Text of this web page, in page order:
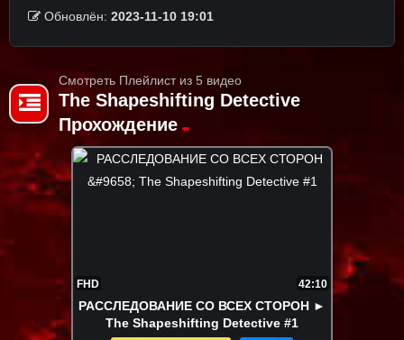
Обновлён: 2023-11-10 19:01
Смотреть Плейлист из 5 видео
The Shapeshifting Detective
Прохождение
FHD 42:10
РАССЛЕДОВАНИЕ СО ВСЕХ СТОРОН ►
The Shapeshifting Detective #1